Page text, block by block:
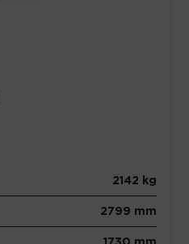
2142 kg
2799 mm